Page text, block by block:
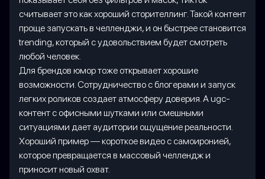
считывает это как хороший сторителлинг. Такой контент
проще запускать в челленджи, и он быстрее становится
trending, который с удовольствием будет смотреть
любой человек.
Для брендов юмор тоже открывает хорошие
возможности. Сотрудничество с блогерами и запуск
легких роликов создает атмосферу доверия. А ugc-
контент с офисными шутками или смешными
ситуациями дает аудитории ощущение реальности.
Хороший пример — короткое видео с самоиронией,
которое превращается в массовый челлендж и
приносит новый охват.